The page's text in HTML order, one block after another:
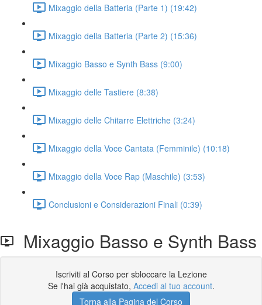
Mixaggio della Batteria (Parte 1) (19:42)
Mixaggio della Batteria (Parte 2) (15:36)
Mixaggio Basso e Synth Bass (9:00)
Mixaggio delle Tastiere (8:38)
Mixaggio delle Chitarre Elettriche (3:24)
Mixaggio della Voce Cantata (Femminile) (10:18)
Mixaggio della Voce Rap (Maschile) (3:53)
Conclusioni e Considerazioni Finali (0:39)
Mixaggio Basso e Synth Bass
Iscriviti al Corso per sbloccare la Lezione
Se l'hai già acquistato, Accedi al tuo account.
Torna alla Pagina del Corso